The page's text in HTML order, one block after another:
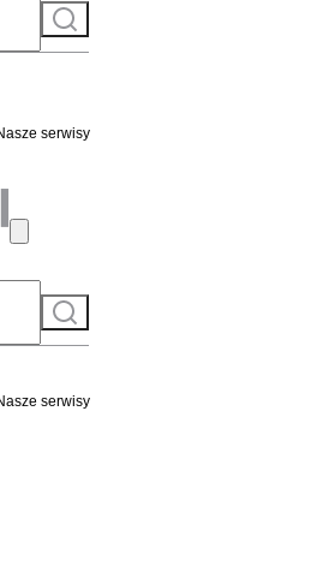
Szukaj
do serwisu
serwisy
Szukaj
serwisy